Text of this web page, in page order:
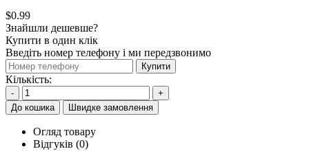
$0.99
Знайшли дешевше?
Купити в один клік
Введіть номер телефону і ми передзвонимо
Купити
Кількість:
-
+
До кошика
Швидке замовлення
Огляд товару
Відгуків (0)